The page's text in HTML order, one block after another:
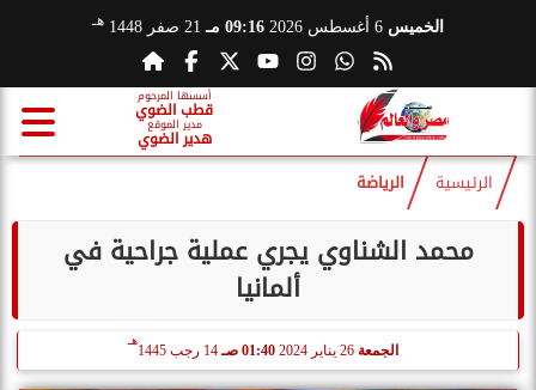
الخميس 09:16 مـ 21 صفر 1448 هـ
أسسها المرحوم
قطب الضوي
مدير الموقع
هدير الضوي
الرئيسية الرياضة
محمد الشناوي يجري عملية جراحية في
ألمانيا
الجمعة 01:40 صـ 14 رجب 1445
هـ